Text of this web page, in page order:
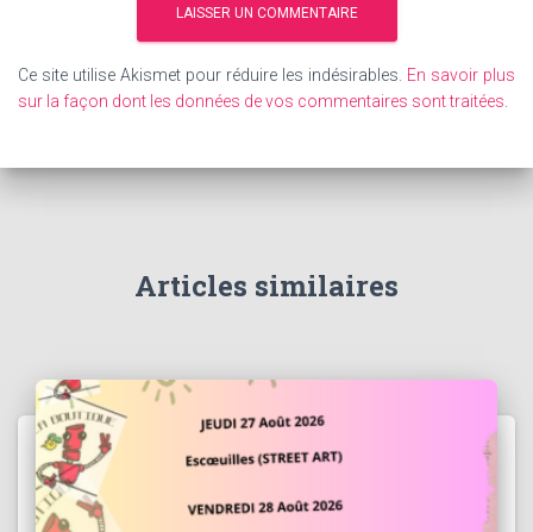
Ce site utilise Akismet pour réduire les indésirables. En savoir plus
sur la façon dont les données de vos commentaires sont traitées.
Articles similaires